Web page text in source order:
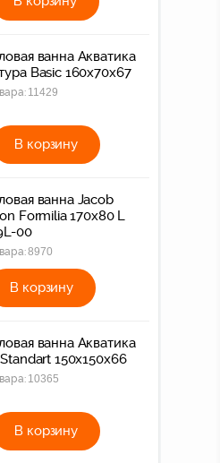
ванна Акватика
Basic 160х70х67
11429
В корзину
ванна Jacob
Formilia 170х80 L
00
8970
В корзину
ванна Акватика
150x150x66
10365
В корзину